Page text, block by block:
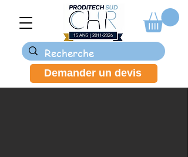
Demander un devis